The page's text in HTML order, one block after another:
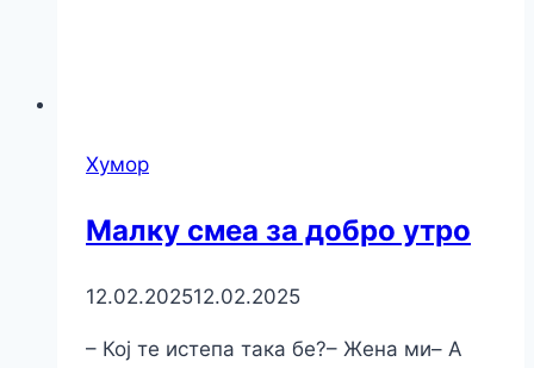
Хумор
Малку смеа за добро утро
12.02.202512.02.2025
– Кој те истепа така бе?– Жена ми– А